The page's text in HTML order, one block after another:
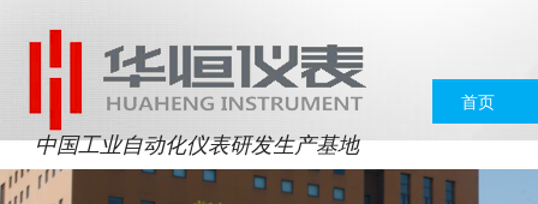
中国工业自动化仪表研发生产基地
首页